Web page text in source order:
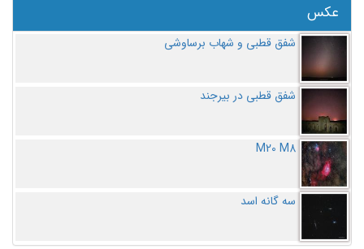
عکس
شفق قطبی و شهاب برساوشی
شفق قطبی در بیرجند
M20 M8
سه گانه اسد